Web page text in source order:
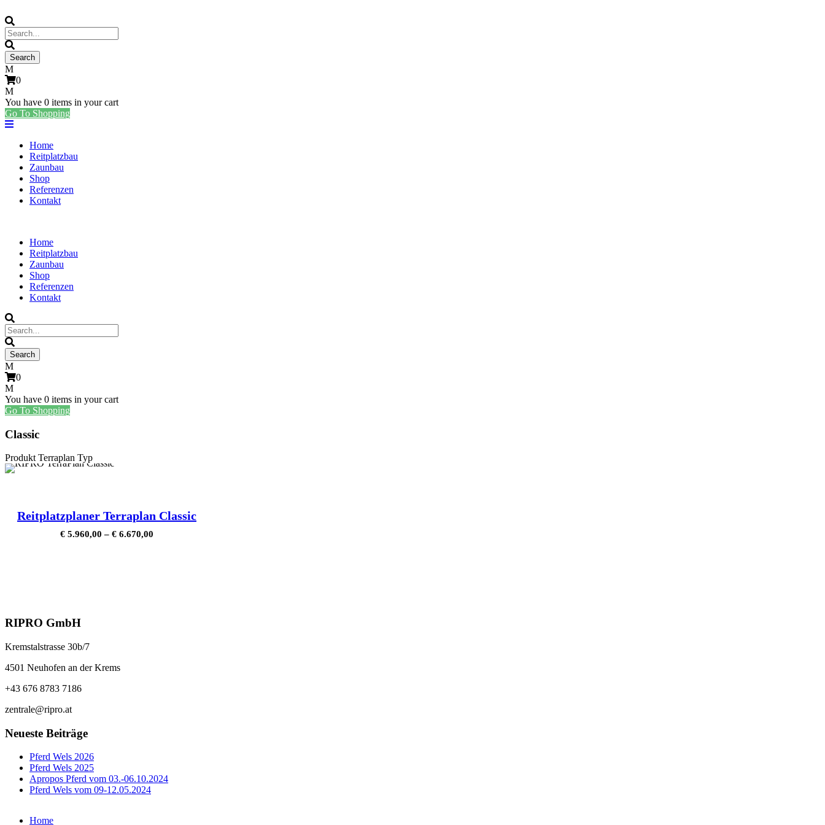
0
You have 0 items in your cart
Go To Shopping
Home
Reitplatzbau
Zaunbau
Shop
Referenzen
Kontakt
Home
Reitplatzbau
Zaunbau
Shop
Referenzen
Kontakt
0
You have 0 items in your cart
Go To Shopping
Classic
Produkt Terraplan Typ
Reitplatzplaner Terraplan Classic
€ 5.960,00 – € 6.670,00
RIPRO GmbH
Kremstalstrasse 30b/7
4501 Neuhofen an der Krems
+43 676 8783 7186
zentrale@ripro.at
Neueste Beiträge
Pferd Wels 2026
Pferd Wels 2025
Apropos Pferd vom 03.-06.10.2024
Pferd Wels vom 09-12.05.2024
Home